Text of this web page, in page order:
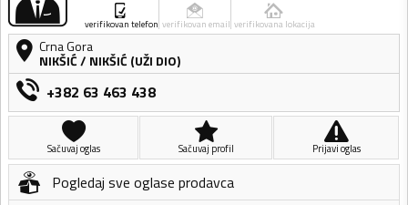
verifikovan telefon verifikovan email verifikovana lokacija
Crna Gora
NIKŠIĆ/ NIKŠIĆ (UŽI DIO)
+382 63 463 438
Sačuvaj oglas Sačuvaj profil Prijavi oglas
Pogledaj sve oglase prodavca